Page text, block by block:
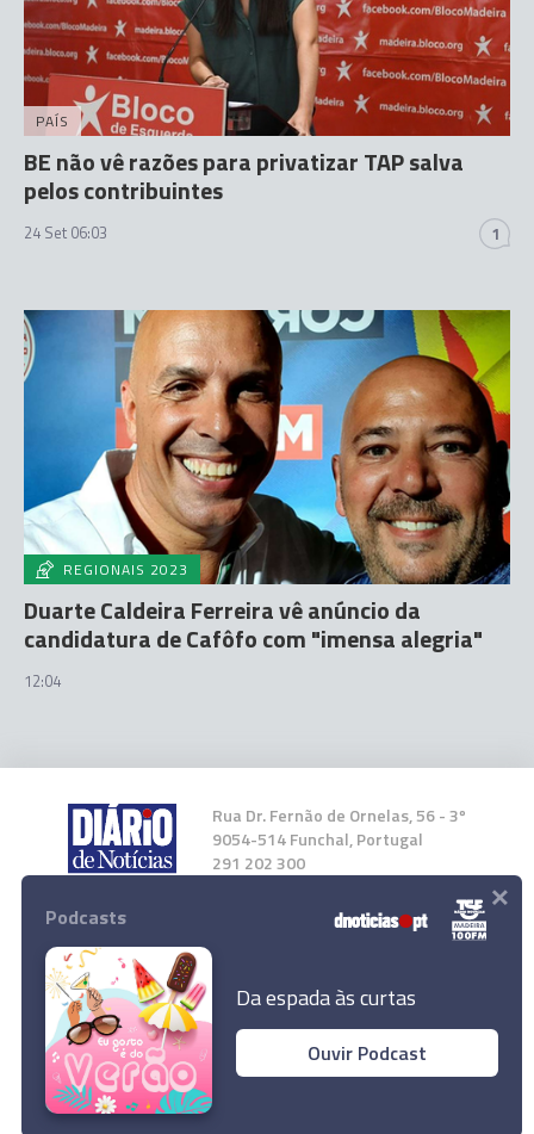
Polónia lança candidatura para acolher Jogos
Olímpicos de 2036
Ler Artigo
PAÍS
BE não vê razões para privatizar TAP salva
pelos contribuintes
24 Set 06:03 1
REGIONAIS 2023
Duarte Caldeira Ferreira vê anúncio da
candidatura de Cafôfo com "imensa alegria"
12:04
Rua Dr. Fernão de Ornelas, 56 - 3º
9054-514 Funchal, Portugal
291 202 300
Instale a nossa App
© 2023 Empresa Diário de Notícias, Lda.
Todos os direitos reservados.
Podcasts
Da espada às curtas
Ouvir Podcast
×